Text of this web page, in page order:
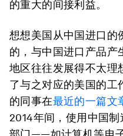
的重大的间接利益。
想想美国从中国进口的
的，与中国进口产品产
地区往往发展得不太理
了与之对应的美国的工
的同事在最近的一篇文
2014年间，使用中国